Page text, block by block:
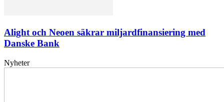
Alight och Neoen säkrar miljardfinansiering med
Danske Bank
Nyheter